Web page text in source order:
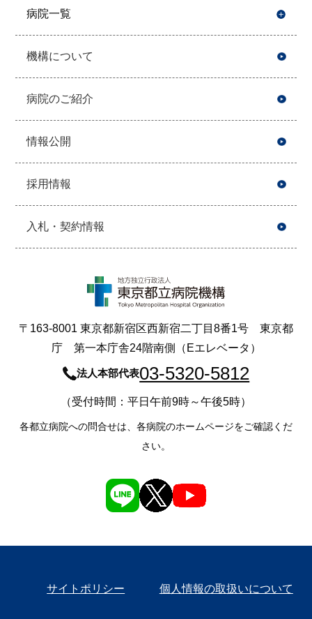
病院一覧
機構について
病院のご紹介
情報公開
採用情報
入札・契約情報
〒163-8001 東京都新宿区西新宿二丁目8番1号 東京都
庁 第一本庁舎24階南側（Eエレベータ）
法人本部代表03-5320-5812
（受付時間：平日午前9時～午後5時）
各都立病院への問合せは、各病院のホームページをご確認くだ
さい。
サイトポリシー 個人情報の取扱いについて